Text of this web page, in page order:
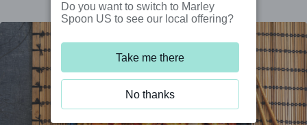
Do you want to switch to Marley
Spoon US to see our local offering?
Take me there
No thanks